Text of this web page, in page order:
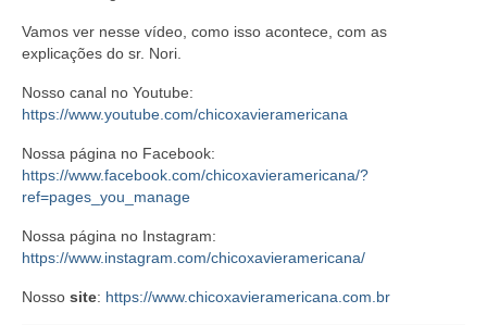
Vamos ver nesse vídeo, como isso acontece, com as
explicações do sr. Nori.
Nosso canal no Youtube:
https://www.youtube.com/chicoxavieramericana
Nossa página no Facebook:
https://www.facebook.com/chicoxavieramericana/?
ref=pages_you_manage
Nossa página no Instagram:
https://www.instagram.com/chicoxavieramericana/
Nosso site: https://www.chicoxavieramericana.com.br